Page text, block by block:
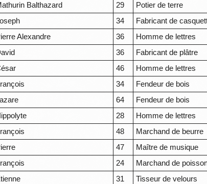
Balthazard 29 Potier de terre
34 Fabricant de
Alexandre 36 Homme de lettres
36 Fabricant de plâtre
46 Homme de lettres
34 Fendeur de bois
64 Fendeur de bois
28 Homme de lettres
48 Marchand de beurre
47 Maître de musique
24 Marchand de
31 Tisseur de velours